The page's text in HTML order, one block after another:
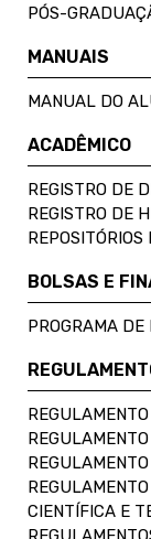
PÓS-
MANUAIS
MANUAL DO
ACADÊMICO
REGISTRO DE
REGISTRO DE
REPOSITÓRIOS
BOLSAS E
PROGRAMA DE
CIENTÍFICA E